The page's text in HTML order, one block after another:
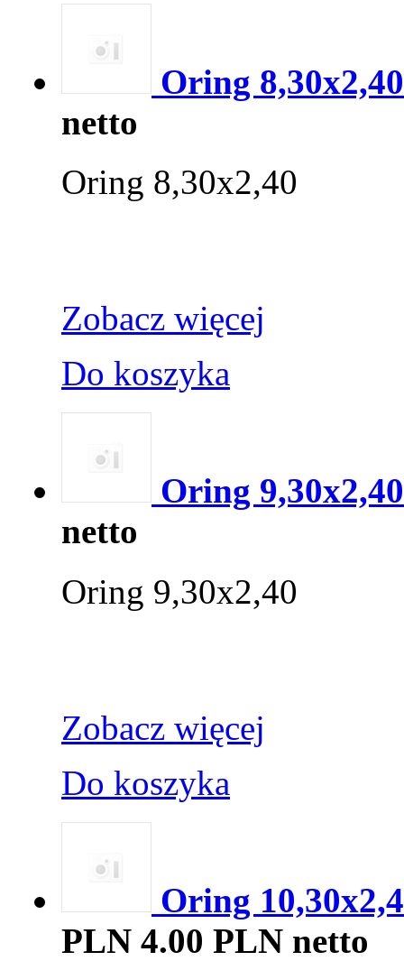
Oring 8,30x2,40
netto
Oring 8,30x2,40
Zobacz więcej
Do koszyka
Oring 9,30x2,40
netto
Oring 9,30x2,40
Zobacz więcej
Do koszyka
Oring
PLN 4.00 PLN netto